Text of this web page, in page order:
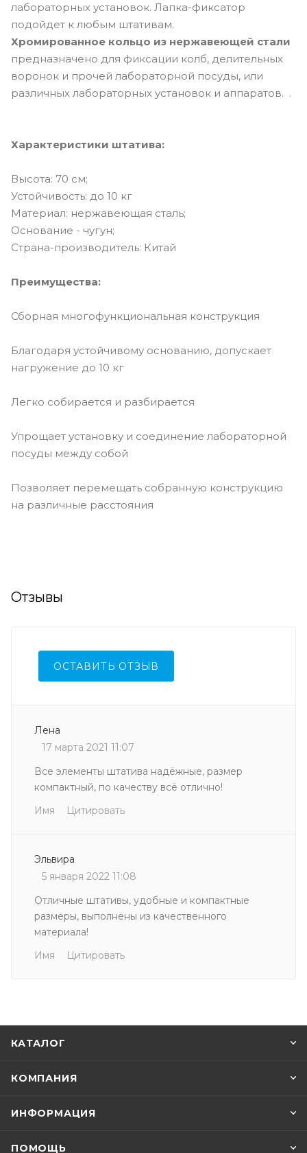
лабораторных установок. Лапка-фиксатор
подойдет к любым штативам.
Хромированное кольцо из нержавеющей стали
предназначено для фиксации колб, делительных
воронок и прочей лабораторной посуды, или
различных лабораторных установок и аппаратов. .
Характеристики штатива:
Высота: 70 см;
Устойчивость: до 10 кг
Материал: нержавеющая сталь;
Основание - чугун;
Страна-производитель: Китай
Преимущества:
Сборная многофункциональная конструкция
Благодаря устойчивому основанию, допускает
нагружение до 10 кг
Легко собирается и разбирается
Упрощает установку и соединение лабораторной
посуды между собой
Позволяет перемещать собранную конструкцию
на различные расстояния
Отзывы
ОСТАВИТЬ ОТЗЫВ
Лена
17 марта 2021 11:07
Все элементы штатива надёжные, размер
компактный, по качеству всё отлично!
Имя
Цитировать
Эльвира
5 января 2022 11:08
Отличные штативы, удобные и компактные
размеры, выполнены из качественного
материала!
Имя
Цитировать
КАТАЛОГ
КОМПАНИЯ
ИНФОРМАЦИЯ
ПОМОЩЬ